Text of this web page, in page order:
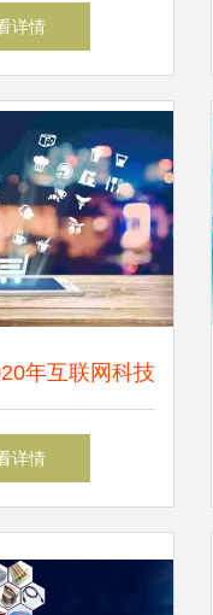
PSD模板资源
详情
年互联网科技
辉煌
详情